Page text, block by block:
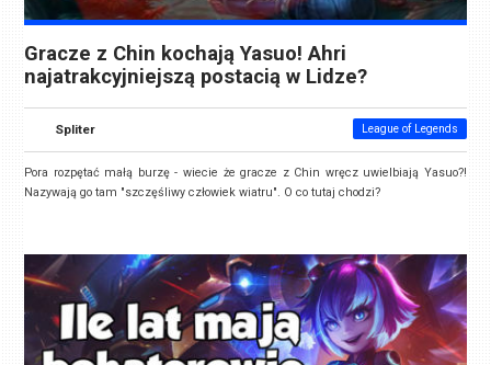
Gracze z Chin kochają Yasuo! Ahri
najatrakcyjniejszą postacią w Lidze?
Spliter League of Legends
Pora rozpętać małą burzę - wiecie że gracze z Chin wręcz uwielbiają Yasuo?!
Nazywają go tam "szczęśliwy człowiek wiatru". O co tutaj chodzi?